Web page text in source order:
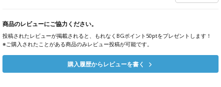
商品のレビューにご協力ください。
投稿されたレビューが掲載されると、もれなくBGポイント50ptをプレゼントします！
※ご購入されたことがある商品のみレビュー投稿が可能です。
購入履歴からレビューを書く